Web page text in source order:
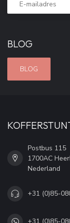
BLOG
BLOG
Postbus 115
1700AC
Nederland
+31 (0)85-